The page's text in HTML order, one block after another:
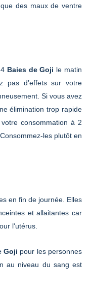
des maux de ventre
Baies de Goji le matin
pas d’effets sur votre
Si vous avez
élimination trop rapide
consommation à 2
les plutôt en
en fin de journée. Elles
et allaitantes car
l'utérus.
Goji pour les personnes
au niveau du sang est